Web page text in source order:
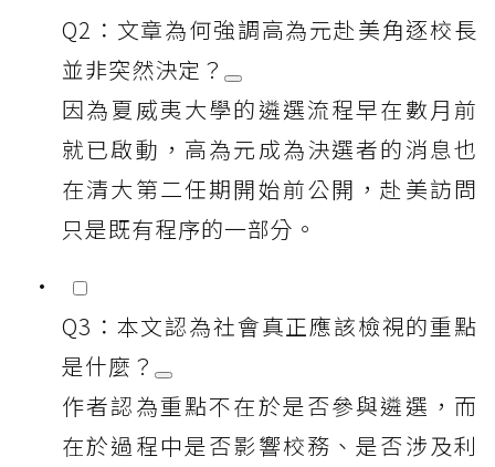
Q2：文章為何強調高為元赴美角逐校長
並非突然決定？
因為夏威夷大學的遴選流程早在數月前
就已啟動，高為元成為決選者的消息也
在清大第二任期開始前公開，赴美訪問
只是既有程序的一部分。
Q3：本文認為社會真正應該檢視的重點
是什麼？
作者認為重點不在於是否參與遴選，而
在於過程中是否影響校務、是否涉及利